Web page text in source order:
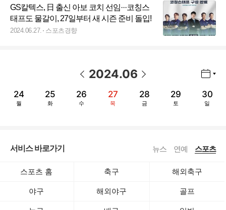
GS칼텍스, 日 출신 아보 코치 선임···코칭스
태프도 물갈이, 27일부터 새 시즌 준비 돌입!
2024.06.27. 스포츠경향
2024.06
24
월
25
화
26
수
27
목
28
금
29
토
30
일
서비스 바로가기 뉴스 연예 스포츠
스포츠 홈 축구 해외축구
야구 해외야구 골프